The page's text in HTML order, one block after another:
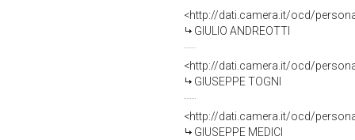
<http://dati.camera.it/ocd/
GIULIO ANDREOTTI
<http://dati.camera.it/ocd/
GIUSEPPE TOGNI
<http://dati.camera.it/ocd/
GIUSEPPE MEDICI